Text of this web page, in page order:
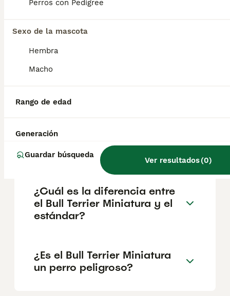
Perros con Pedigree
Sexo de la mascota
Hembra
Macho
Rango de edad
Generación
Guardar búsqueda
Ver resultados(0)
salud y el bienestar de los animales.
de comprometerse siempre es la mejor
¿Existen los mini bull terrier?
¿Qué tamaño alcanza un bull
terrier miniatura?
¿Cuál es la diferencia entre
el Bull Terrier Miniatura y el
estándar?
¿Es el Bull Terrier Miniatura
un perro peligroso?